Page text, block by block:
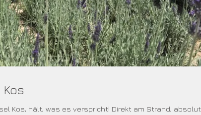
Kos, hält, was es verspricht! Direkt am Strand, absolut